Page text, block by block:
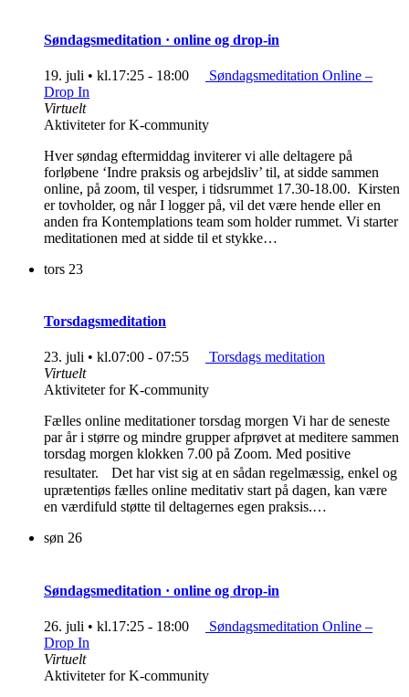
Søndagsmeditation · online og drop-in
19. juli • kl.17:25 - 18:00
Søndagsmeditation Online –
Drop In
Virtuelt
Aktiviteter for K-community
Hver søndag eftermiddag inviterer vi alle deltagere på
forløbene ‘Indre praksis og arbejdsliv’ til, at sidde sammen
online, på zoom, til vesper, i tidsrummet 17.30-18.00. Kirsten
er tovholder, og når I logger på, vil det være hende eller en
anden fra Kontemplations team som holder rummet. Vi starter
meditationen med at sidde til et stykke…
tors 23
Torsdagsmeditation
23. juli • kl.07:00 - 07:55
Torsdags meditation
Virtuelt
Aktiviteter for K-community
Fælles online meditationer torsdag morgen Vi har de seneste
par år i større og mindre grupper afprøvet at meditere sammen
torsdag morgen klokken 7.00 på Zoom. Med positive
resultater. Det har vist sig at en sådan regelmæssig, enkel og
uprætentiøs fælles online meditativ start på dagen, kan være
en værdifuld støtte til deltagernes egen praksis.…
søn 26
Søndagsmeditation · online og drop-in
26. juli • kl.17:25 - 18:00
Søndagsmeditation Online –
Drop In
Virtuelt
Aktiviteter for K-community